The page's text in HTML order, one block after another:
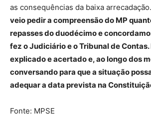
as consequências da baixa arrecadação.
veio pedir a compreensão do MP
repasses do duodécimo e
fez o Judiciário e o Tribunal de Contas.
explicado e acertado e, ao longo dos
conversando para que a situação
adequar a data prevista na
Fonte: MPSE